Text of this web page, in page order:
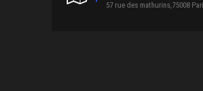
57 rue des mathurins,75008